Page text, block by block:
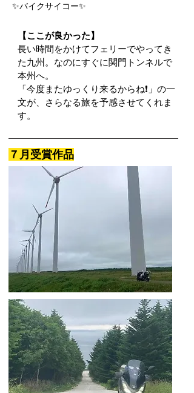
✨バイクサイコー✨
【ここが良かった】
長い時間をかけてフェリーでやってき
た九州。なのにすぐに関門トンネルで
本州へ。
​「今度またゆっくり来るからね❗」の一
文が、さらなる旅を予感させてくれま
す。
７月受賞作品